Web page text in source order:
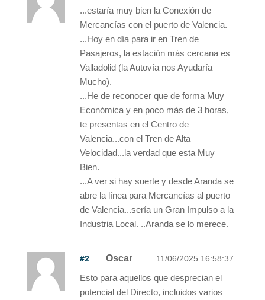
...estaría muy bien la Conexión de
Mercancías con el puerto de Valencia.
...Hoy en día para ir en Tren de
Pasajeros, la estación más cercana es
Valladolid (la Autovía nos Ayudaría
Mucho).
...He de reconocer que de forma Muy
Económica y en poco más de 3 horas,
te presentas en el Centro de
Valencia...con el Tren de Alta
Velocidad...la verdad que esta Muy
Bien.
...A ver si hay suerte y desde Aranda se
abre la línea para Mercancías al puerto
de Valencia...sería un Gran Impulso a la
Industria Local. ..Aranda se lo merece.
#2 Oscar 11/06/2025 16:58:37
Esto para aquellos que desprecian el
potencial del Directo, incluidos varios